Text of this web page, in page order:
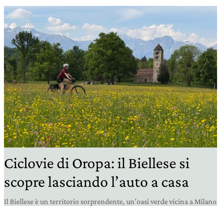
Ciclovie di Oropa: il Biellese si
scopre lasciando l’auto a casa
Il Biellese è un territorio sorprendente, un’oasi verde vicina a Milano